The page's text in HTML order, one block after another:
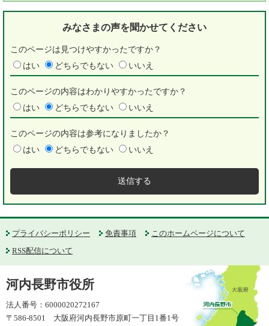
みなさまの声を聞かせてください
このページは見つけやすかったですか？
はい
どちらでもない いいえ
このページの内容はわかりやすかったですか？
はい
どちらでもない いいえ
このページの内容は参考になりましたか？
はい
どちらでもない いいえ
プライバシーポリシー 免責事項
このホームページについて
RSS配信について
河内長野市役所
法人番号：6000020272167
〒586-8501 大阪府河内長野市原町一丁目1番1号